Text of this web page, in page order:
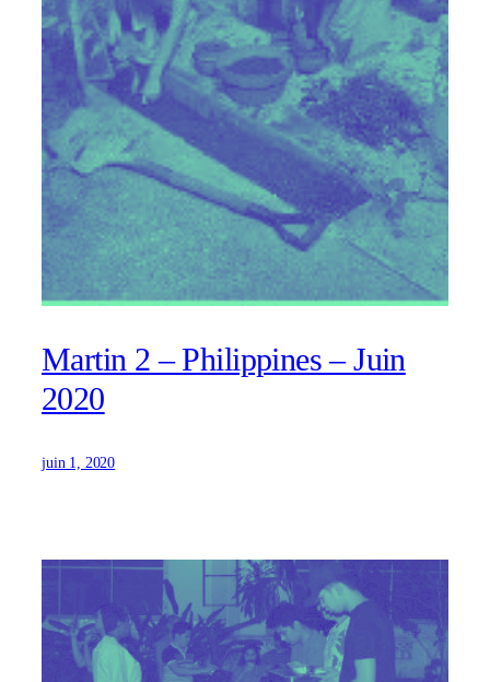
Martin 2 – Philippines – Juin
2020
juin 1, 2020